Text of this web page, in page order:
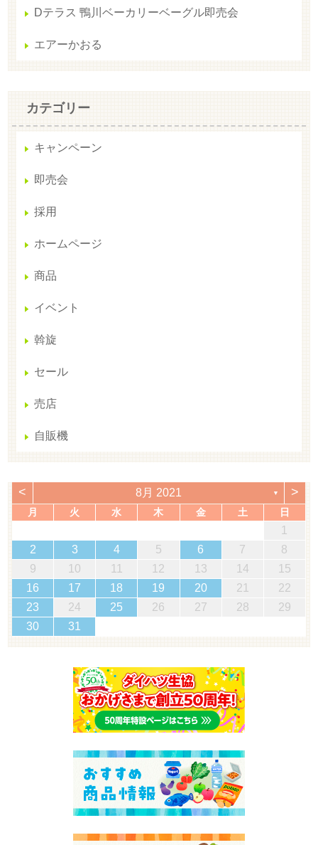
Dテラス 鴨川ベーカリーベーグル即売会
エアーかおる
カテゴリー
キャンペーン
即売会
採用
ホームページ
商品
イベント
斡旋
セール
売店
自販機
< 8月 2021 ▼ >
月 火 水 木 金 土 日
1
2
3 4 5 6 7
8
9
10 11 12 13 14
15
16
17 18 19 20 21
22
23
24 25 26 27 28
29
30
31